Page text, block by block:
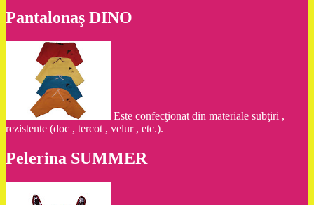
Pantalonaş DINO
Este confecţionat din materiale subţiri ,
rezistente (doc , tercot , velur , etc.).
Pelerina SUMMER